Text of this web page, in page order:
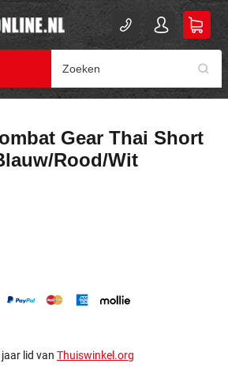
Gear Thai Short
Rood/Wit
lid van Thuiswinkel.org